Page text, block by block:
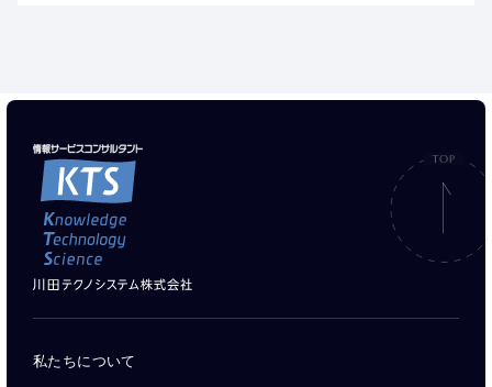
私たちについて